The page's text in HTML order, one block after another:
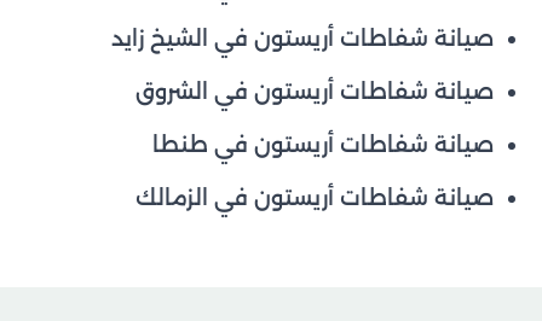
صيانة شفاطات أريستون في الشيخ زايد
صيانة شفاطات أريستون في الشروق
صيانة شفاطات أريستون في طنطا
صيانة شفاطات أريستون في الزمالك